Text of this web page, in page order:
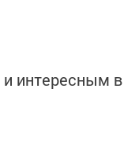
интересным в